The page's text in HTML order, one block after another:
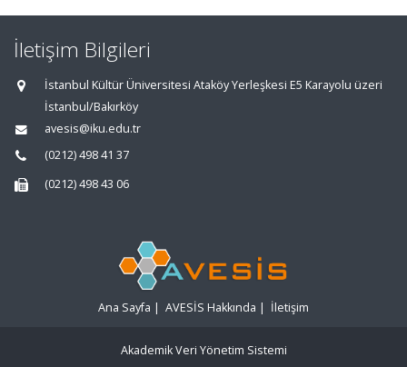
İletişim Bilgileri
İstanbul Kültür Üniversitesi Ataköy Yerleşkesi E5 Karayolu üzeri
İstanbul/Bakırköy
avesis@iku.edu.tr
(0212) 498 41 37
(0212) 498 43 06
Ana Sayfa | AVESİS Hakkında | İletişim
Akademik Veri Yönetim Sistemi